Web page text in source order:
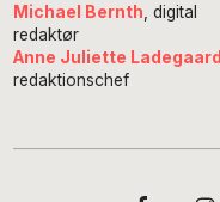
Michael Bernth , digital
redaktør
Anne Juliette Ladegaard
redaktionschef